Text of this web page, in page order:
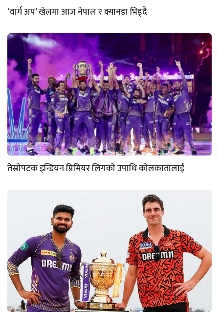
‘वार्म अप’ खेलमा आज नेपाल र क्यानडा भिड्दै
तेस्रोपटक इन्डियन प्रिमियर लिगको उपाधि कोलकातालाई